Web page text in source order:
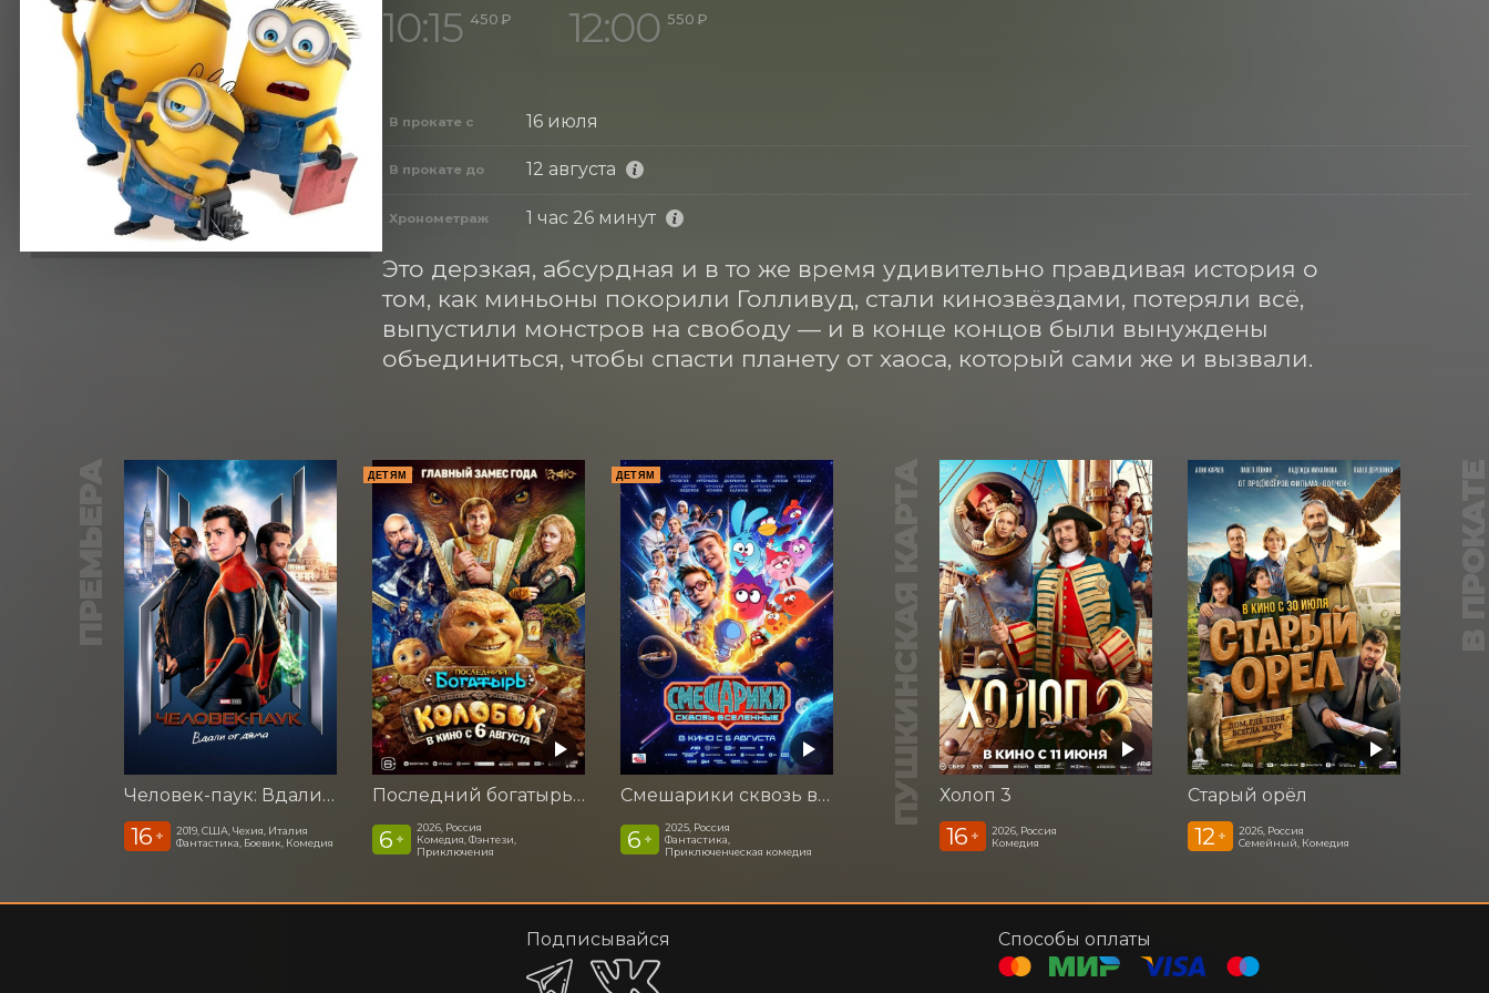
10:15 450 ₽ 12:00 550 ₽
В прокате с 16 июля
В прокате до 12 августа
Хронометраж 1 час 26 минут
Это дерзкая, абсурдная и в то же время удивительно правдивая история о
том, как миньоны покорили Голливуд, стали кинозвёздами, потеряли всё,
выпустили монстров на свободу — и в конце концов были вынуждены
объединиться, чтобы спасти планету от хаоса, который сами же и вызвали.
ПРЕМЬЕРА
Человек-паук: Вдали от дома (2019)
16 +
2019, США, Чехия, Италия
Фантастика, Боевик, Комедия
ДЕТЯМ
Последний богатырь. Колобок
6 +
2026, Россия
Комедия, Фэнтези,
Приключения
ДЕТЯМ
Смешарики сквозь вселенные
6 +
2025, Россия
Фантастика,
Приключенческая комедия
ПУШКИНСКАЯ КАРТА Холоп 3
16 +
2026, Россия
Комедия
Старый орёл
12 +
2026, Россия
Семейный, Комедия
В
Подписывайся Способы оплаты